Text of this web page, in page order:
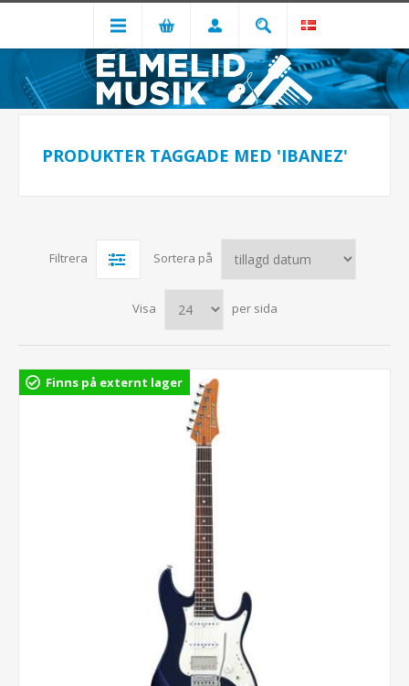
PRODUKTER TAGGADE MED 'IBANEZ'
Filtrera Sortera på
Visa per sida
Finns på externt lager